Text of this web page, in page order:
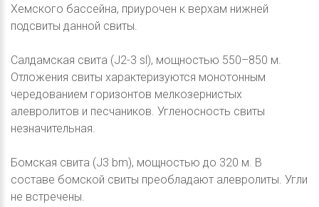
Хемского бассейна, приурочен к верхам нижней
подсвиты данной свиты.
Салдамская свита (J2-3 sl), мощностью 550–850 м.
Отложения свиты характеризуются монотонным
чередованием горизонтов мелкозернистых
алевролитов и песчаников. Угленосность свиты
незначительная.
Бомская свита (J3 bm), мощностью до 320 м. В
составе бомской свиты преобладают алевролиты. Угли
не встречены.